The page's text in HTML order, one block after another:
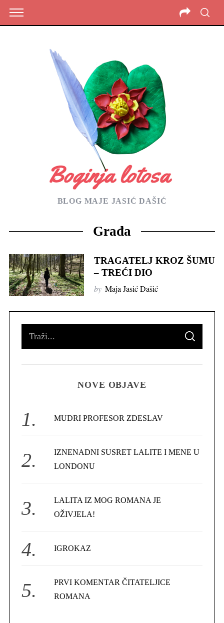
BLOG MAJE JASIĆ DAŠIĆ
Građa
TRAGATELJ KROZ ŠUMU
– TREĆI DIO
by Maja Jasić Dašić
o
S
A
C
NOVE OBJAVE
MUDRI PROFESOR ZDESLAV
IZNENADNI SUSRET LALITE I MENE U
LONDONU
LALITA IZ MOG ROMANA JE
OŽIVJELA!
IGROKAZ
PRVI KOMENTAR ČITATELJICE
ROMANA